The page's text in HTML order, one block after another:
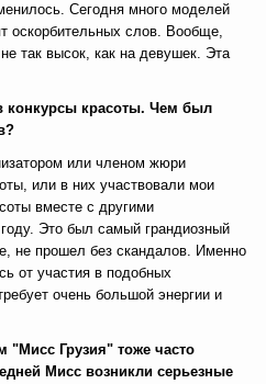
Сегодня много моделей
оскорбительных слов. Вообще,
так высок, как на девушек. Эта
красоты. Чем был
или членом жюри
или в них участвовали мои
вместе с другими
Это был самый грандиозный
не прошел без скандалов. Именно
от участия в подобных
очень большой энергии и
"Мисс Грузия" тоже часто
Мисс возникли серьезные